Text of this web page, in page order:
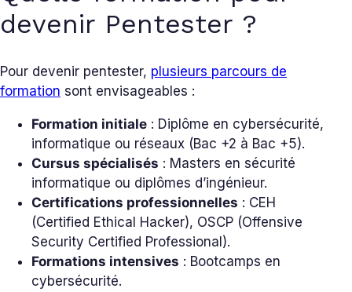
devenir Pentester ?
Pour devenir pentester, plusieurs parcours de
formation sont envisageables :
Formation initiale : Diplôme en cybersécurité,
informatique ou réseaux (Bac +2 à Bac +5).
Cursus spécialisés : Masters en sécurité
informatique ou diplômes d’ingénieur.
Certifications professionnelles : CEH
(Certified Ethical Hacker), OSCP (Offensive
Security Certified Professional).
Formations intensives : Bootcamps en
cybersécurité.